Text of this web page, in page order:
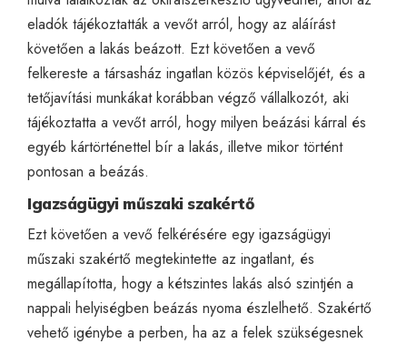
eladók tájékoztatták a vevőt arról, hogy az aláírást
követően a lakás beázott. Ezt követően a vevő
felkereste a társasház ingatlan közös képviselőjét, és a
tetőjavítási munkákat korábban végző vállalkozót, aki
tájékoztatta a vevőt arról, hogy milyen beázási kárral és
egyéb kártörténettel bír a lakás, illetve mikor történt
pontosan a beázás.
Igazságügyi műszaki szakértő
Ezt követően a vevő felkérésére egy igazságügyi
műszaki szakértő megtekintette az ingatlant, és
megállapította, hogy a kétszintes lakás alsó szintjén a
nappali helyiségben beázás nyoma észlelhető. Szakértő
vehető igénybe a perben, ha az a felek szükségesnek